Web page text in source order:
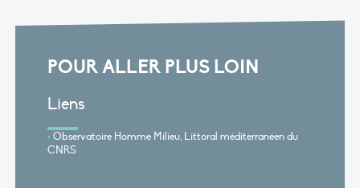
POUR ALLER PLUS LOIN
Liens
Observatoire Homme Milieu, Littoral méditerranéen du
CNRS